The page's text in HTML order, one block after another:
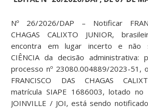
Nº 26/2026/DAP – Notificar
CHAGAS CALIXTO JUNIOR,
encontra em lugar incerto e não
CIÊNCIA da decisão administrativa:
processo nº 23080.004889/2023-51,
FRANCISCO DAS CHAGAS
matrícula SIAPE 1686003, lotado no
JOINVILLE / JOI, está sendo